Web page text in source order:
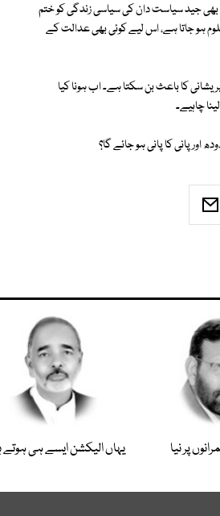
جید سیاست دان کی سیاسی زندگی کو ختم
ہو جاتا ہے، اس لیے کوئی بھی عدالت کے
کا باعث بن سکتا ہے۔ اب ہونا کیا
چاہیے۔
اور پانی کا پانی ہو جائے گا؟
پر نیا
یہاں الیکشن ایسے ہی ہوتے